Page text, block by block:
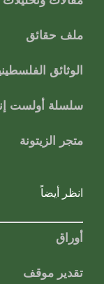
ملف حقائق
الوثائق
سلسلة أولست
متجر الزيتونة
انظر أيضاً
أوراق
تقدير موقف